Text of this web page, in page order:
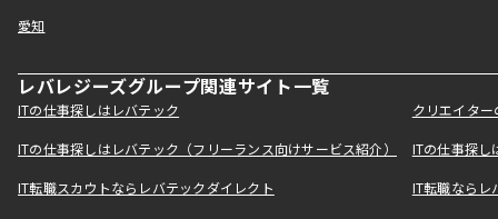
愛知
レバレジーズグループ関連サイト一覧
ITの仕事探しはレバテック クリエイタ
ITの仕事探しはレバテック（フリーランス向けサービス紹介） ITの仕事探
IT転職スカウトならレバテックダイレクト IT転職なら